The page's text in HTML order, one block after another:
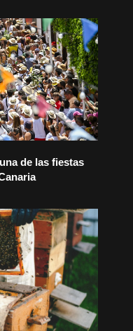
de las fiestas